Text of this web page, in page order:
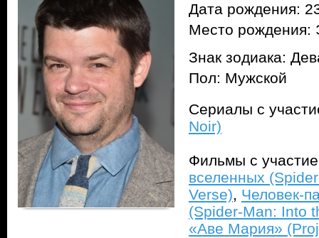
Дата рождения:
Место рождения:
Знак зодиака:
Пол: Мужской
Сериалы с
Noir)
Фильмы с
вселенных
Verse), Человек-
(Spider-Man: Into
«Аве Мария»